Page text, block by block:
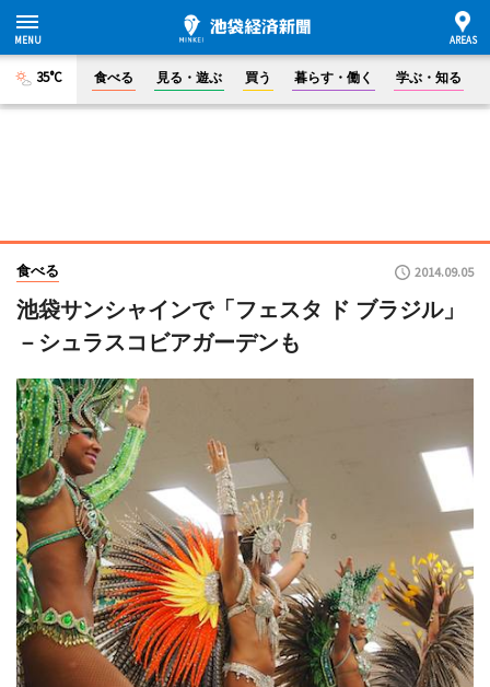
35°C 食べる 見る・遊ぶ 買う 暮らす・働く 学ぶ・知る
食べる 2014.09.05
池袋サンシャインで「フェスタ ド ブラジル」
－シュラスコビアガーデンも